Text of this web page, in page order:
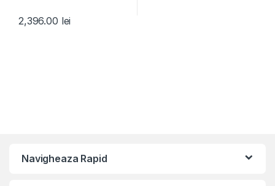
2,396.00 lei
Navigheaza Rapid